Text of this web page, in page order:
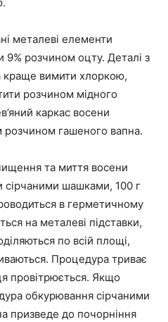
металеві елементи
9% розчином оцту. Деталі з
краще вимити хлоркою,
розчином мідного
каркас восени
гашеного вапна.
та миття восени
сірчаними шашками, 100 г
в герметичному
на металеві підставки,
по всій площі,
Процедура триває
провітрюється. Якщо
обкурювання сірчаними
призведе до почорніння